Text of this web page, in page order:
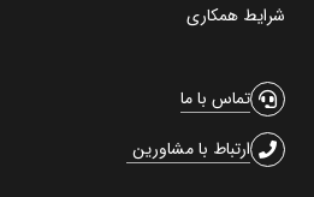
شرایط همکاری
تماس با ما
ارتباط با مشاورین